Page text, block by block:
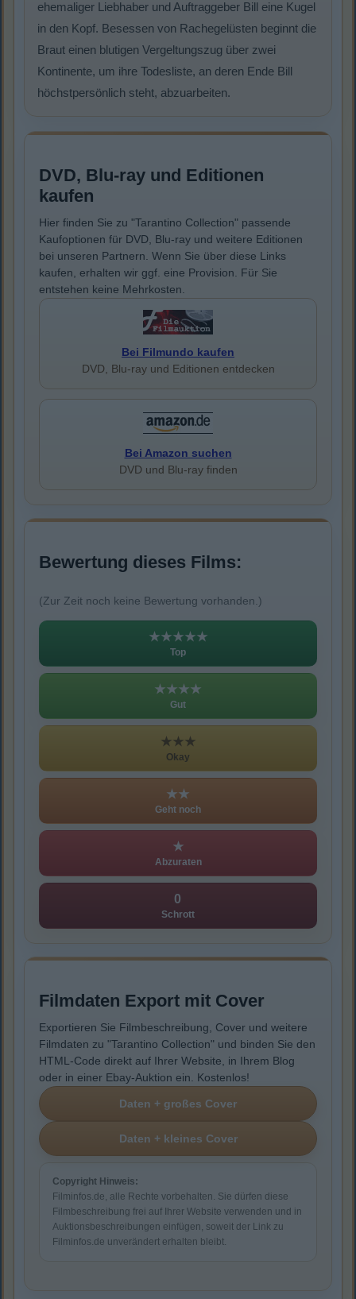
ehemaliger Liebhaber und Auftraggeber Bill eine Kugel
in den Kopf. Besessen von Rachegelüsten beginnt die
Braut einen blutigen Vergeltungszug über zwei
Kontinente, um ihre Todesliste, an deren Ende Bill
höchstpersönlich steht, abzuarbeiten.
DVD, Blu-ray und Editionen
kaufen
Hier finden Sie zu "Tarantino Collection" passende
Kaufoptionen für DVD, Blu-ray und weitere Editionen
bei unseren Partnern. Wenn Sie über diese Links
kaufen, erhalten wir ggf. eine Provision. Für Sie
entstehen keine Mehrkosten.
Bei Filmundo kaufen
DVD, Blu-ray und Editionen entdecken
Bei Amazon suchen
DVD und Blu-ray finden
Bewertung dieses Films:
(Zur Zeit noch keine Bewertung vorhanden.)
★★★★★
Top
★★★★
Gut
★★★
Okay
★★
Geht noch
★
Abzuraten
0
Schrott
Filmdaten Export mit Cover
Exportieren Sie Filmbeschreibung, Cover und weitere
Filmdaten zu "Tarantino Collection" und binden Sie den
HTML-Code direkt auf Ihrer Website, in Ihrem Blog
oder in einer Ebay-Auktion ein. Kostenlos!
Copyright Hinweis:
Filminfos.de, alle Rechte vorbehalten. Sie dürfen diese
Filmbeschreibung frei auf Ihrer Website verwenden und in
Auktionsbeschreibungen einfügen, soweit der Link zu
Filminfos.de unverändert erhalten bleibt.